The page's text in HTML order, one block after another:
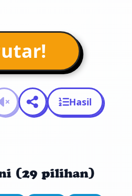
Hasil
(29 pilihan)